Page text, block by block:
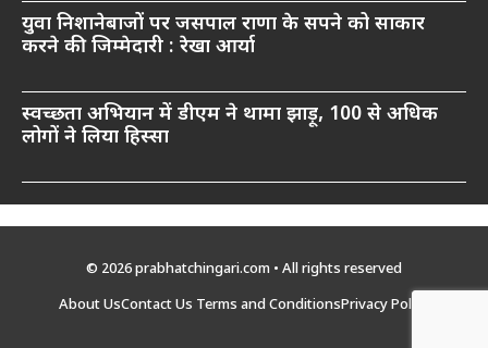
युवा निशानेबाजों पर जसपाल राणा के सपने को साकार
करने की जिम्मेदारी : रेखा आर्या
स्वच्छता अभियान में डीएम ने थामा झाड़ू, 100 से अधिक
लोगों ने लिया हिस्सा
© 2026 prabhatchingari.com • All rights reserved
About UsContact Us Terms and ConditionsPrivacy Policy